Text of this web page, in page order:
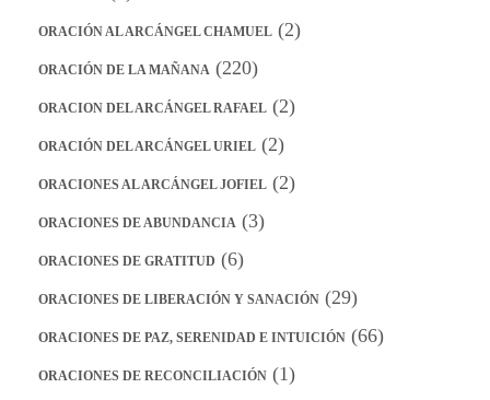
ORACIÓN AL ARCÁNGEL CHAMUEL (2)
ORACIÓN DE LA MAÑANA (220)
ORACION DEL ARCÁNGEL RAFAEL (2)
ORACIÓN DEL ARCÁNGEL URIEL (2)
ORACIONES AL ARCÁNGEL JOFIEL (2)
ORACIONES DE ABUNDANCIA (3)
ORACIONES DE GRATITUD (6)
ORACIONES DE LIBERACIÓN Y SANACIÓN (29)
ORACIONES DE PAZ, SERENIDAD E INTUICIÓN (66)
ORACIONES DE RECONCILIACIÓN (1)